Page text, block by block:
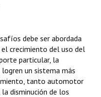
debe ser abordada
crecimiento del uso del
particular, la
un sistema más
tanto automotor
disminución de los